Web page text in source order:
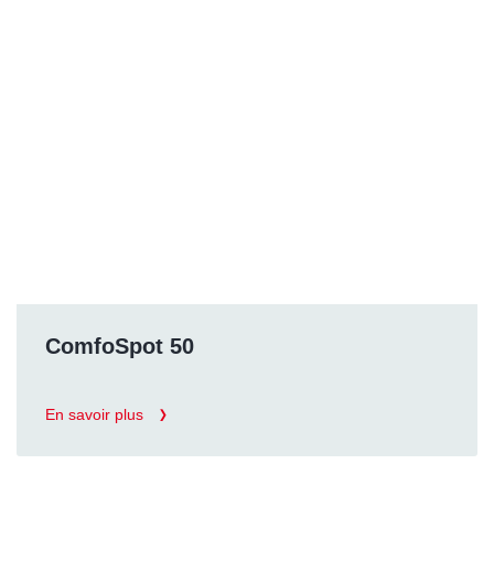
ComfoSpot 50
En savoir plus